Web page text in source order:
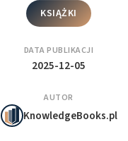
KSIĄŻKI
DATA PUBLIKACJI
2025-12-05
AUTOR
KnowledgeBooks.pl